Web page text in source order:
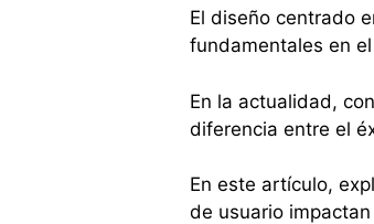
El diseño centrado
fundamentales en
En la actualidad,
diferencia entre el
En este artículo,
de usuario